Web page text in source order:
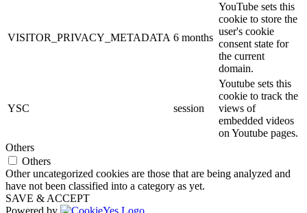
VISITOR_PRIVACY_METADATA 6 months
YouTube sets this
cookie to store the
user's cookie
consent state for
the current
domain.
YSC session
Youtube sets this
cookie to track the
views of
embedded videos
on Youtube pages.
Others
Others
Other uncategorized cookies are those that are being analyzed and
have not been classified into a category as yet.
SAVE & ACCEPT